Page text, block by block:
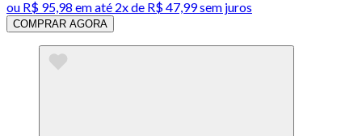
ou R$ 95,98 em até 2x de R$ 47,99 sem juros
COMPRAR AGORA